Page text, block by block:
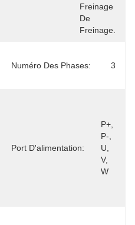
Freinage
De
Freinage.
Numéro Des Phases: 3
Port D'alimentation:
P+,
P-,
U,
V,
W